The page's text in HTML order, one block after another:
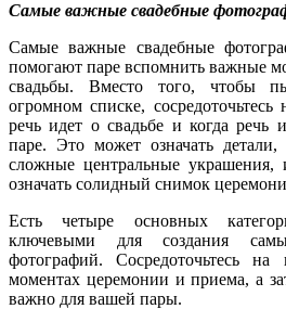
Самые важные свадебные
Самые важные свадебные
помогают паре вспомнить важные
свадьбы. Вместо того, чтобы
огромном списке,
речь идет о свадьбе и когда речь
паре. Это может означать
сложные центральные украшения,
означать солидный снимок
Есть четыре основных
ключевыми для создания
фотографий. Сосредоточьтесь
моментах церемонии и приема, а
важно для вашей пары.